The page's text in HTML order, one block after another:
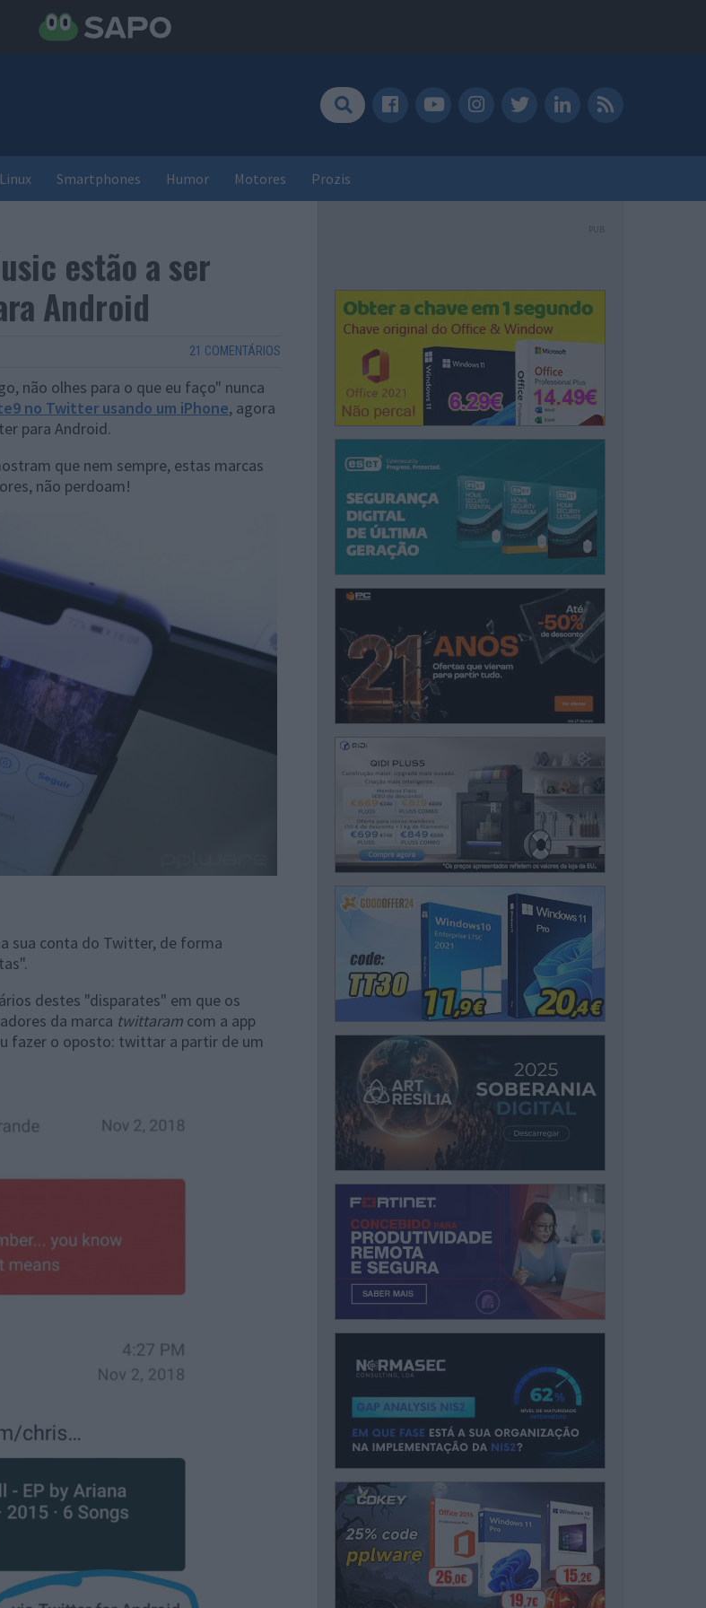
Linux Smartphones Humor Motores Prozis
estão a ser
Android
21 COMENTÁRIOS
não olhes para o que eu faço" nunca
no Twitter usando um iPhone, agora
para Android.
que nem sempre, estas marcas
não perdoam!
sua conta do Twitter, de forma
destes "disparates" em que os
da marca twittaram com a app
fazer o oposto: twittar a partir de um
PUB